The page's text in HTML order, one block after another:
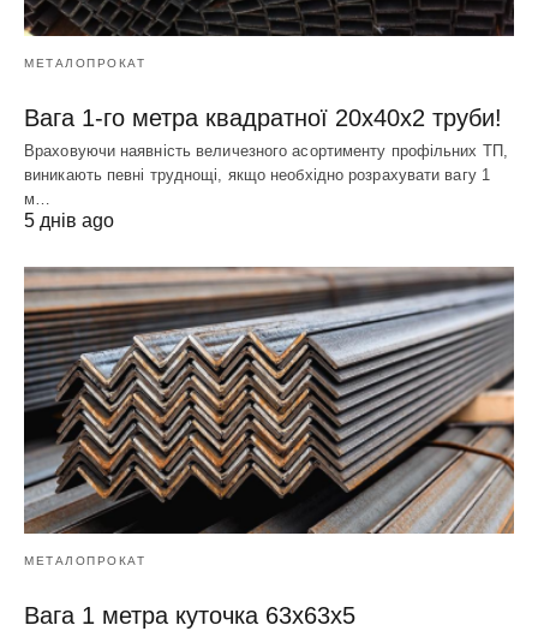
МЕТАЛОПРОКАТ
Вага 1-го метра квадратної 20х40х2 труби!
Враховуючи наявність величезного асортименту профільних ТП,
виникають певні труднощі, якщо необхідно розрахувати вагу 1
м…
5 днів ago
МЕТАЛОПРОКАТ
Вага 1 метра куточка 63х63х5